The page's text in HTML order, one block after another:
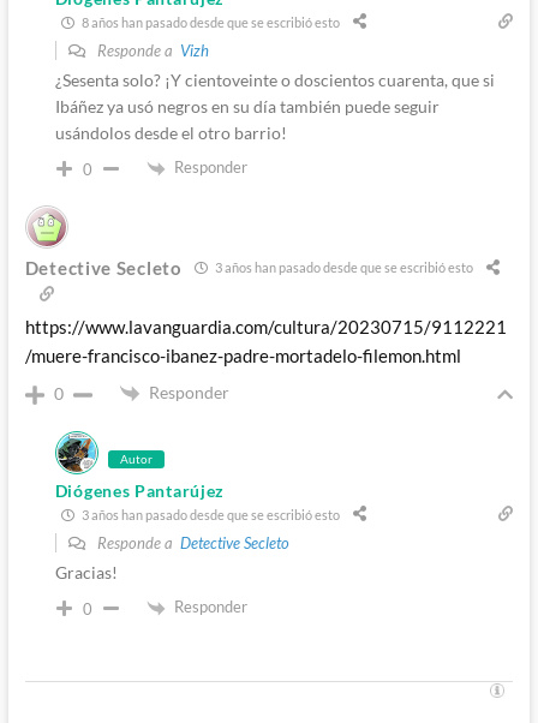
8 años han pasado desde que se escribió esto
Responde a Vizh
¿Sesenta solo? ¡Y cientoveinte o doscientos cuarenta, que si
Ibáñez ya usó negros en su día también puede seguir
usándolos desde el otro barrio!
0 Responder
Detective Secleto 3 años han pasado desde que se escribió esto
https://www.lavanguardia.com/cultura/20230715/9112221
/muere-francisco-ibanez-padre-mortadelo-filemon.html
0 Responder
Autor
Diógenes Pantarújez
3 años han pasado desde que se escribió esto
Responde a Detective Secleto
Gracias!
0 Responder